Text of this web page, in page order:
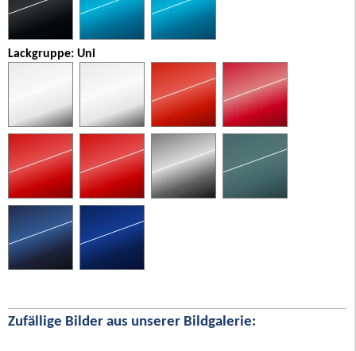
Lackgruppe: Uni
Zufällige Bilder aus unserer Bildgalerie: